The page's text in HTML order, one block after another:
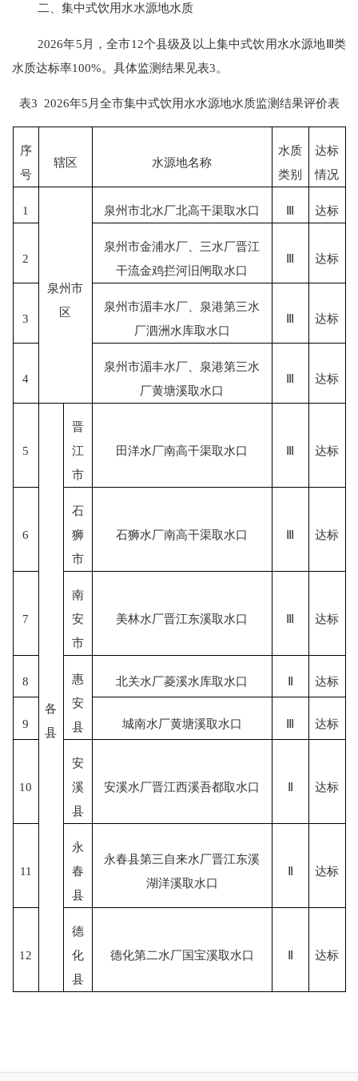
二、集中式饮用水水源地水质
2026年5 月，全市1 2个县级及以上集中式饮用水水源地Ⅲ类
水质达标率100%。具体监测结果见表3。
表3 2026年5 月全市集中式饮用水水源地水质监测结果评价表
序
号
辖区 水源地名称
水质
类别
达标
情况
1
泉州市
区
泉州市北水厂北高干渠取水口 达标
2
泉州市金浦水厂、三水厂晋江
干流金鸡拦河旧闸取水口
达标
3
泉州市湄丰水厂、泉港第三水
厂泗洲水库取水口
达标
4
泉州市湄丰水厂、泉港第三水
厂黄塘溪取水口
达标
5
各
县
晋
江
市
田洋水厂南高干渠取水口 达标
6
石
狮
市
石狮水厂南高干渠取水口 达标
7
南
安
市
美林水厂晋江东溪取水口 达标
8
惠
安
县
北关水厂菱溪水库取水口 达标
9 城南水厂黄塘溪取水口 达标
10
安
溪
县
安溪水厂晋江西溪吾都取水口 达标
11
永
春
县
永春县第三自来水厂晋江东溪
湖洋溪取水口
达标
12
德
化
县
德化第二水厂国宝溪取水口 达标